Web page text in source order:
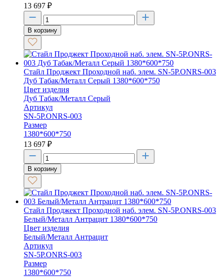
13 697 ₽
В корзину
Стайл Проджект Проходной наб. элем. SN-5P.ONRS-003
Дуб Табак/Металл Серый 1380*600*750
Цвет изделия
Дуб Табак/Металл Серый
Артикул
SN-5P.ONRS-003
Размер
1380*600*750
13 697 ₽
В корзину
Стайл Проджект Проходной наб. элем. SN-5P.ONRS-003
Белый/Металл Антрацит 1380*600*750
Цвет изделия
Белый/Металл Антрацит
Артикул
SN-5P.ONRS-003
Размер
1380*600*750